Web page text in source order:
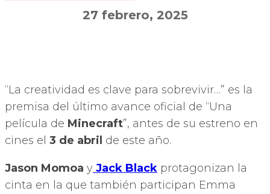
27 febrero, 2025
“La creatividad es clave para sobrevivir…” es la
premisa del último avance oficial de “Una
película de Minecraft”, antes de su estreno en
cines el 3 de abril de este año.
Jason Momoa y Jack Black protagonizan la
cinta en la que también participan Emma